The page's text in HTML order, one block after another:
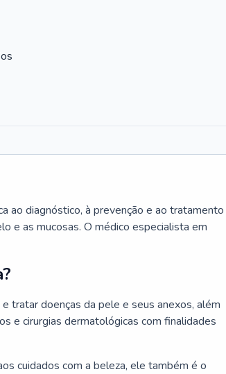
ao diagnóstico, à prevenção e ao tratamento
e as mucosas. O médico especialista em
tratar doenças da pele e seus anexos, além
e cirurgias dermatológicas com finalidades
cuidados com a beleza, ele também é o